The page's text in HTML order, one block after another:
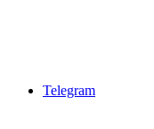
Telegram